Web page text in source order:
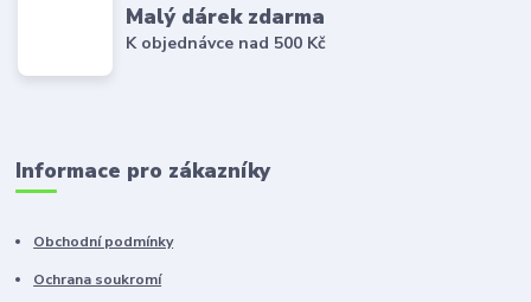
Malý dárek zdarma
K objednávce nad 500 Kč
Informace pro zákazníky
Obchodní podmínky
Ochrana soukromí